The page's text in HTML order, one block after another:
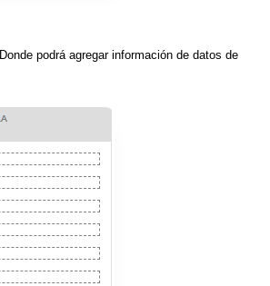
Donde podrá agregar información de datos de